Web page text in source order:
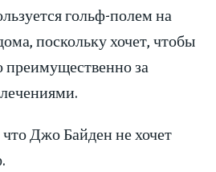
гольф-полем на
поскольку хочет, чтобы
преимущественно за
Джо Байден не хочет